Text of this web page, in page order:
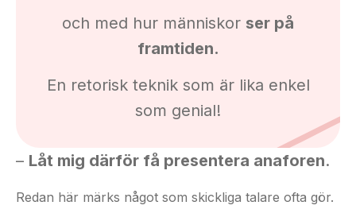
och med hur människor ser på
framtiden.
En retorisk teknik som är lika enkel
som genial!
– Låt mig därför få presentera anaforen.
Redan här märks något som skickliga talare ofta gör.